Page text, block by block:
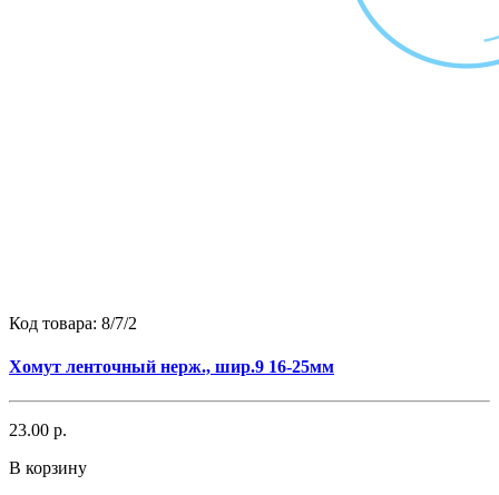
Код товара: 8/7/2
Хомут ленточный нерж., шир.9 16-25мм
23.00 р.
В корзину